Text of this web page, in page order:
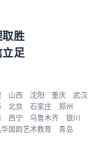
胜
足
山西 沈阳 重庆
武汉
北京 石家庄
郑州
西宁 乌鲁木齐
银川
国韵艺术教育
青岛